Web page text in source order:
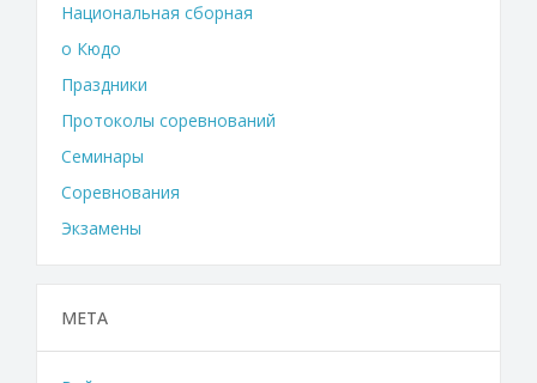
Национальная сборная
о Кюдо
Праздники
Протоколы соревнований
Семинары
Соревнования
Экзамены
МЕТА